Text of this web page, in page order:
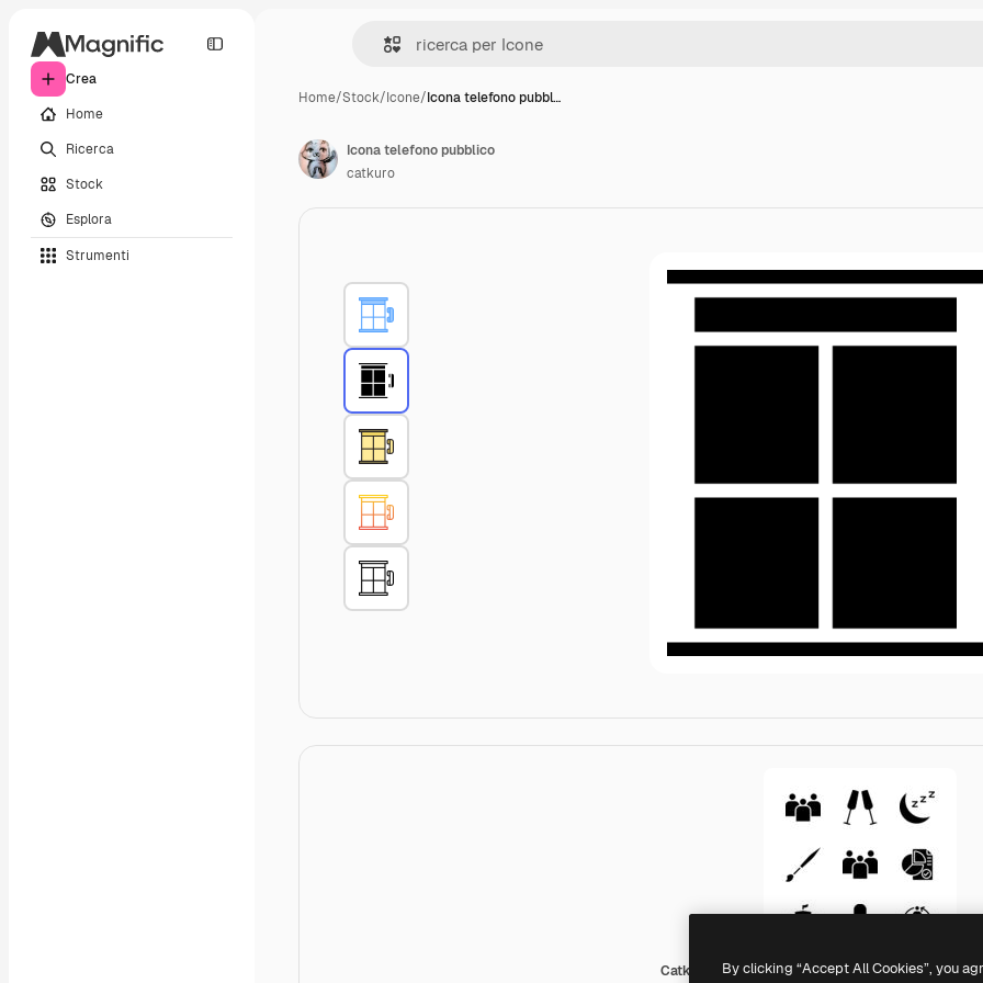
Crea
Home
Ricerca
Stock
Esplora
Strumenti
Home/Stock/Icone/Icona telefono pubbl…
Catkuro Fill
Icona telefono pubblico
catkuro
By clicking “Accept All Cookies”, you